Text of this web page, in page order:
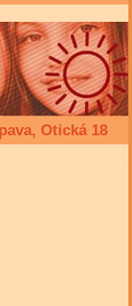
Otická 18